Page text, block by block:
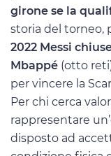
girone se la
storia del torneo,
2022 Messi
Mbappé (otto
per vincere la
Per chi cerca
rappresentare
disposto ad